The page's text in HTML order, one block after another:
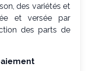
des variétés et
et versée par
des parts de